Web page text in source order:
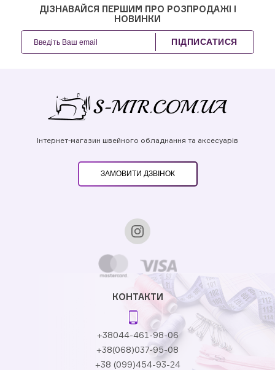
ДІЗНАВАЙСЯ ПЕРШИМ ПРО РОЗПРОДАЖІ І
НОВИНКИ
ПІДПИСАТИСЯ
Інтернет-магазин швейного обладнання та аксесуарів
ЗАМОВИТИ ДЗВІНОК
КОНТАКТИ
+38044-461-98-06
+38(068)037-95-08
+38 (099)454-93-24